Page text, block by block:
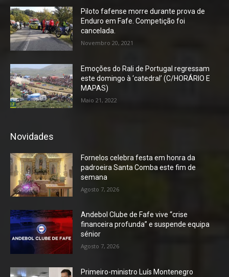
Piloto fafense morre durante prova de
Enduro em Fafe. Competição foi
cancelada.
Novembro 20, 2021
Emoções do Rali de Portugal regressam
este domingo à ‘catedral’ (C/HORÁRIO E
MAPAS)
Maio 21, 2022
Novidades
Fornelos celebra festa em honra da
padroeira Santa Comba este fim de
semana
Agosto 7, 2026
Andebol Clube de Fafe vive “crise
financeira profunda” e suspende equipa
sénior
Agosto 7, 2026
Primeiro-ministro Luís Montenegro